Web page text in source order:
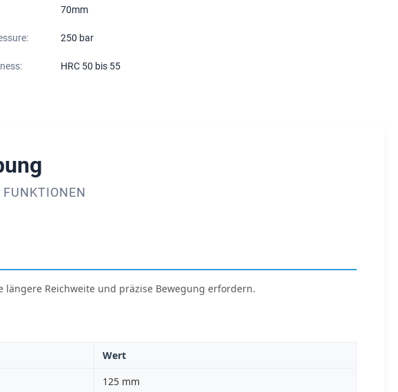
70mm
250 bar
HRC 50 bis 55
Reichweite und präzise Bewegung erfordern.
Wert
125 mm